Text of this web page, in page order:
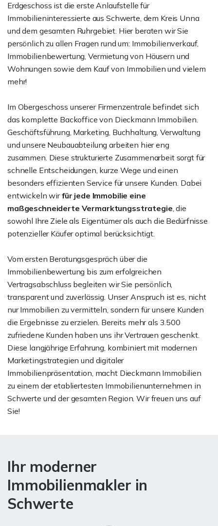
Erdgeschoss ist die erste Anlaufstelle für
Immobilieninteressierte aus Schwerte, dem Kreis Unna
und dem gesamten Ruhrgebiet. Hier beraten wir Sie
persönlich zu allen Fragen rund um: Immobilienverkauf,
Immobilienbewertung, Vermietung von Häusern und
Wohnungen sowie dem Kauf von Immobilien und vielem
mehr!
Im Obergeschoss unserer Firmenzentrale befindet sich
das komplette Backoffice von Dieckmann Immobilien.
Geschäftsführung, Marketing, Buchhaltung, Verwaltung
und unsere Neubauabteilung arbeiten hier eng
zusammen. Diese strukturierte Zusammenarbeit sorgt für
schnelle Entscheidungen, kurze Wege und einen
besonders effizienten Service für unsere Kunden. Dabei
entwickeln wirfür jede Immobilie eine
maßgeschneiderte Vermarktungsstrategie, die
sowohl Ihre Ziele als Eigentümer als auch die Bedürfnisse
potenzieller Käufer optimal berücksichtigt.
Vom ersten Beratungsgespräch über die
Immobilienbewertung bis zum erfolgreichen
Vertragsabschluss begleiten wir Sie persönlich,
transparent und zuverlässig. Unser Anspruch ist es, nicht
nur Immobilien zu vermitteln, sondern für unsere Kunden
die Ergebnisse zu erzielen. Bereits mehr als 3.500
zufriedene Kunden haben uns ihr Vertrauen geschenkt.
Diese langjährige Erfahrung, kombiniert mit modernen
Marketingstrategien und digitaler
Immobilienpräsentation, macht Dieckmann Immobilien
zu einem der etabliertesten Immobilienunternehmen in
Schwerte und der gesamten Region. Wir freuen uns auf
Sie!
Ihr moderner
Immobilienmakler in
Schwerte